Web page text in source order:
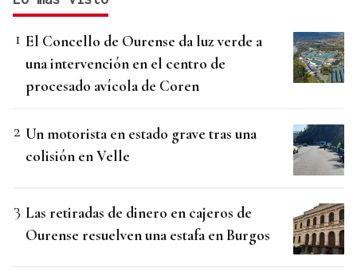
El Concello de Ourense da luz verde a
una intervención en el centro de
procesado avícola de Coren
Un motorista en estado grave tras una
colisión en Velle
Las retiradas de dinero en cajeros de
Ourense resuelven una estafa en Burgos